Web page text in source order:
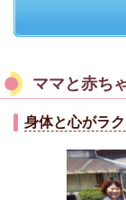
ママと赤ち
身体と心がラ